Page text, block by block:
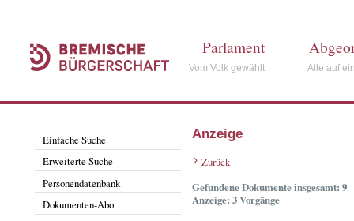
Parlament
Vom Volk gewählt Alle auf
Einfache Suche
Erweiterte Suche
Personendatenbank
Dokumenten-Abo
Anzeige
Zurück
Gefundene Dokumente insgesamt: 9
Anzeige: 3 Vorgänge